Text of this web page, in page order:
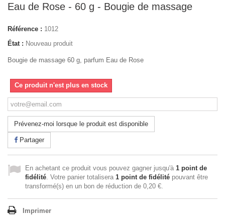
Eau de Rose - 60 g - Bougie de massage
Référence : 1012
État : Nouveau produit
Bougie de massage 60 g, parfum Eau de Rose
Ce produit n'est plus en stock
Prévenez-moi lorsque le produit est disponible
Partager
En achetant ce produit vous pouvez gagner jusqu'à 1 point de
fidélité. Votre panier totalisera 1 point de fidélité pouvant être
transformé(s) en un bon de réduction de 0,20 €.
Imprimer